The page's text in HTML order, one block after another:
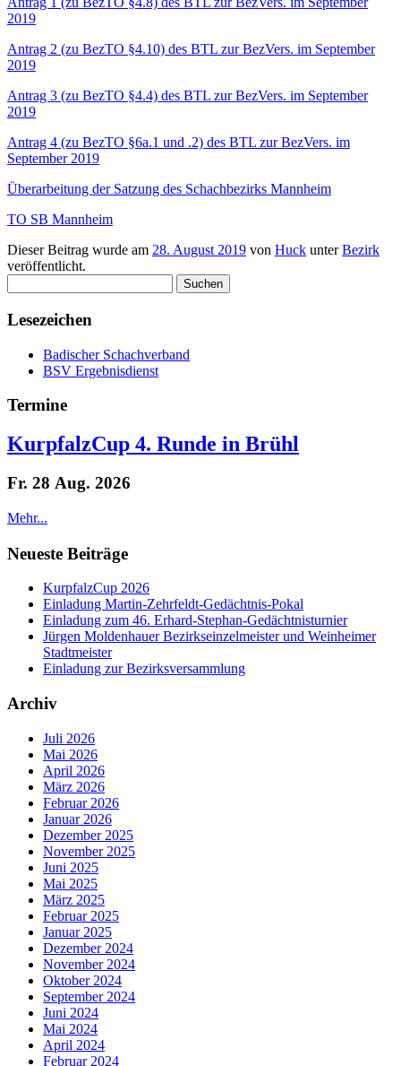
2019
Antrag 2 (zu BezTO §4.10) des BTL zur BezVers. im September
2019
Antrag 3 (zu BezTO §4.4) des BTL zur BezVers. im September
2019
Antrag 4 (zu BezTO §6a.1 und .2) des BTL zur BezVers. im
September 2019
Überarbeitung der Satzung des Schachbezirks Mannheim
TO SB Mannheim
Dieser Beitrag wurde am 28. August 2019 von Huck unterBezirk
veröffentlicht.
nach:
Lesezeichen
Badischer Schachverband
BSV Ergebnisdienst
Termine
KurpfalzCup 4. Runde in Brühl
Fr. 28 Aug. 2026
Mehr...
Neueste Beiträge
KurpfalzCup 2026
Einladung Martin-Zehrfeldt-Gedächtnis-Pokal
Einladung zum 46. Erhard-Stephan-Gedächtnisturnier
Jürgen Moldenhauer Bezirkseinzelmeister und Weinheimer
Stadtmeister
Einladung zur Bezirksversammlung
Archiv
Juli 2026
Mai 2026
April 2026
März 2026
Februar 2026
Januar 2026
Dezember 2025
November 2025
Juni 2025
Mai 2025
März 2025
Februar 2025
Januar 2025
Dezember 2024
November 2024
Oktober 2024
September 2024
Juni 2024
Mai 2024
April 2024
Februar 2024